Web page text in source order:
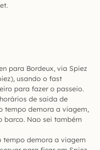
para Bordeux, via Spiez
usando o fast
para fazer o passeio.
de saida de
tempo demora a viagem,
barco. Nao sei também
tempo demora a viagem